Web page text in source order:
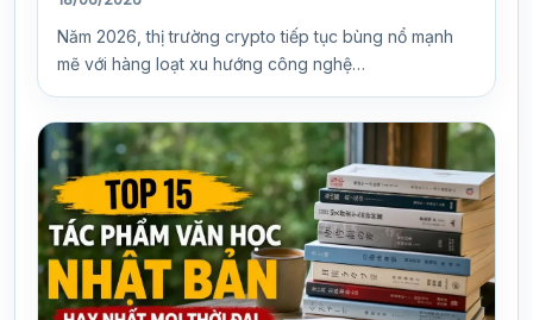
Năm 2026, thị trường crypto tiếp tục bùng nổ mạnh
mẽ với hàng loạt xu hướng công nghệ…